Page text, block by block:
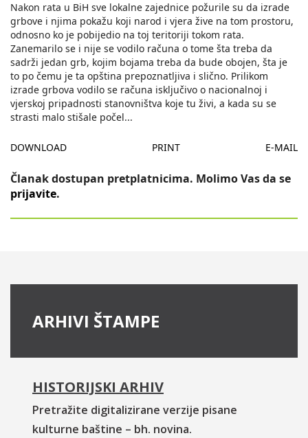
Nakon rata u BiH sve lokalne zajednice požurile su da izrade
grbove i njima pokažu koji narod i vjera žive na tom prostoru,
odnosno ko je pobijedio na toj teritoriji tokom rata.
Zanemarilo se i nije se vodilo računa o tome šta treba da
sadrži jedan grb, kojim bojama treba da bude obojen, šta je
to po čemu je ta opština prepoznatljiva i slično. Prilikom
izrade grbova vodilo se računa isključivo o nacionalnoj i
vjerskoj pripadnosti stanovništva koje tu živi, a kada su se
strasti malo stišale počel...
DOWNLOAD PRINT E-MAIL
Članak dostupan pretplatnicima. Molimo Vas da se
prijavite.
ARHIVI ŠTAMPE
HISTORIJSKI ARHIV
Pretražite digitalizirane verzije pisane
kulturne baštine – bh. novina.